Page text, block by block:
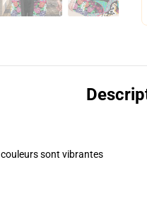
sont vibrantes